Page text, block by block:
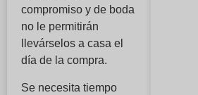
compromiso y de boda
no le permitirán
llevárselos a casa el
día de la compra.
Se necesita tiempo